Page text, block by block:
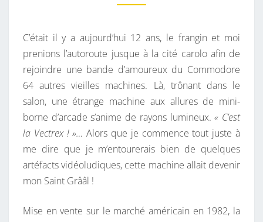
E
,
L
A
C
O
N
S
O
L
É
A
I
R
E
C’était il y a aujourd’hui 12 ans, le frangin et moi
prenions l’autoroute jusque à la cité carolo afin de
rejoindre une bande d’amoureux du Commodore
64 autres vieilles machines. Là, trônant dans le
salon, une étrange machine aux allures de mini-
borne d’arcade s’anime de rayons lumineux.« C’est
la Vectrex ! »…Alors que je commence tout juste à
me dire que je m’entourerais bien de quelques
artéfacts vidéoludiques, cette machine allait devenir
mon Saint Grââl !
Mise en vente sur le marché américain en 1982, la